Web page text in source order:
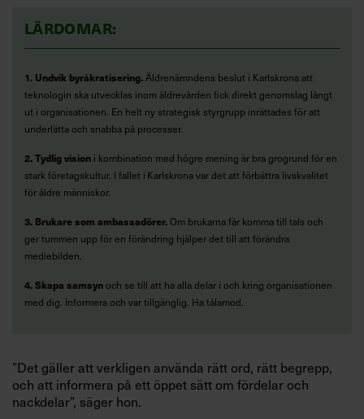
LÄRDOMAR:
1. Undvik byråkratisering.Äldrenämndens beslut i Karlskrona att
teknologin ska utvecklas inom äldrevården fick direkt genomslag långt
ut i organisationen. En helt ny strategisk styrgrupp inrättades för att
underlätta och snabba på processer.
2. Tydlig vision i kombination med högre mening är bra grogrund för en
stark företagskultur. I fallet i Karlskrona var det att förbättra livskvalitet
för äldre människor.
3. Brukare som ambassadörer.Om brukarna får komma till tals och
ger tummen upp för en förändring hjälper det till att förändra
mediebilden.
4. Skapa samsynoch se till att ha alla delar i och kring organisationen
med dig. Informera och var tillgänglig. Ha tålamod.
”Det gäller att verkligen använda rätt ord, rätt begrepp,
och att informera på ett öppet sätt om fördelar och
nackdelar”, säger hon.